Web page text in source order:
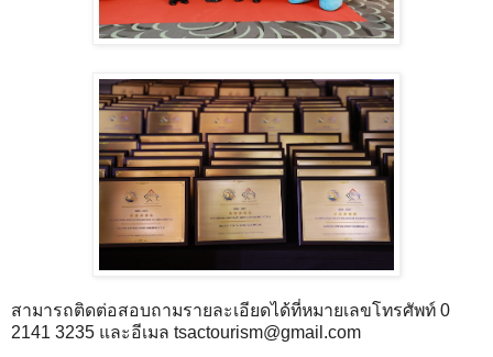
สามารถติดต่อสอบถามรายละเอียดได้ที่หมายเลขโทรศัพท์ 0
2141 3235 และอีเมล tsactourism@gmail.com